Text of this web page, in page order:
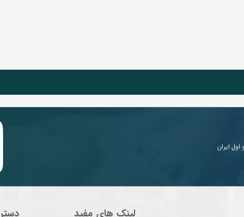
ایران
لینک های مفید